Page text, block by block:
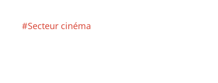
#Secteur cinéma